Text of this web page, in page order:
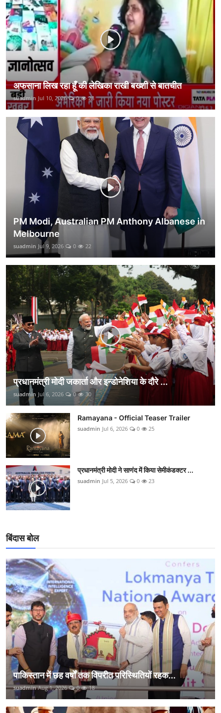
कानून
राजनीति
वीडियो
अफसाना लिख रहा हूँ की लेखिका राखी बख्शी से बातचीत
suadmin Jul 10, 2026 0 28
PM Modi, Australian PM Anthony Albanese in
Melbourne
suadmin Jul 9, 2026 0 22
प्रधानमंत्री मोदी जकार्ता और इन्डोनेशिया के दौरे ...
suadmin Jul 6, 2026 0 30
Ramayana - Official Teaser Trailer
suadmin Jul 6, 2026 0 25
प्रधानमंत्री मोदी ने साणंद में किया सेमीकंडक्टर ...
suadmin Jul 5, 2026 0 23
बिंदास बोल
पाकिस्तान में छह वर्षों तक विपरीत परिस्थितियों रहक...
suadmin Aug 1, 2026 0 18